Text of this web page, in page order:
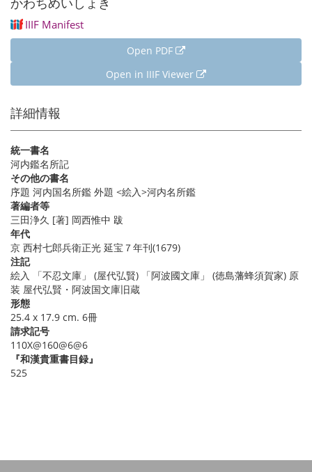
IIIF Manifest
Open PDF
Open in IIIF Viewer
詳細情報
統一書名
河内鑑名所記
その他の書名
序題 河内国名所鑑 外題 <絵入>河内名所鑑
著編者等
三田浄久 [著] 岡西惟中 跋
年代
京 西村七郎兵衛正光 延宝７年刊(1679)
注記
絵入 「不忍文庫」 (屋代弘賢) 「阿波國文庫」 (徳島藩蜂須賀家) 原
装 屋代弘賢・阿波国文庫旧蔵
形態
25.4 x 17.9 cm. 6冊
請求記号
110X@160@6@6
『和漢貴重書目録』
525